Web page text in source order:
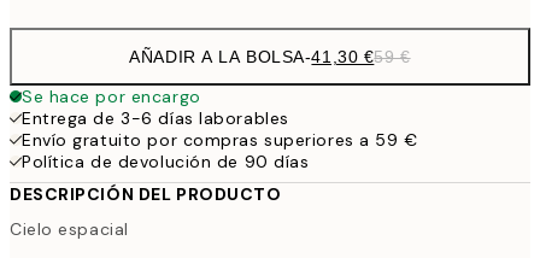
AÑADIR A LA BOLSA-41,30 €59 €
Se hace por encargo
Entrega de 3-6 días laborables
Envío gratuito por compras superiores a 59 €
Política de devolución de 90 días
DESCRIPCIÓN DEL PRODUCTO
Cielo espacial